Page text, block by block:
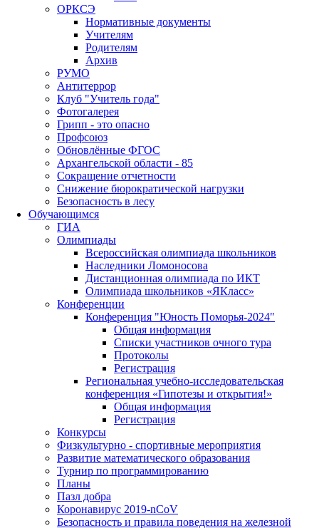
ОРКСЭ
Нормативные документы
Учителям
Родителям
Архив
РУМО
Антитеррор
Клуб "Учитель года"
Фотогалерея
Грипп - это опасно
Профсоюз
Обновлённые ФГОС
Архангельской области - 85
Сокращение отчетности
Снижение бюрократической нагрузки
Безопасность в лесу
Обучающимся
ГИА
Олимпиады
Всероссийская олимпиада школьников
Наследники Ломоносова
Дистанционная олимпиада по ИКТ
Олимпиада школьников «ЯКласс»
Конференции
Конференция "Юность Поморья-2024"
Общая информация
Списки участников очного тура
Протоколы
Регистрация
Региональная учебно-исследовательская
конференция «Гипотезы и открытия!»
Общая информация
Регистрация
Конкурсы
Физкультурно - спортивные мероприятия
Развитие математического образования
Турнир по программированию
Планы
Пазл добра
Коронавирус 2019-nCoV
Безопасность и правила поведения на железной